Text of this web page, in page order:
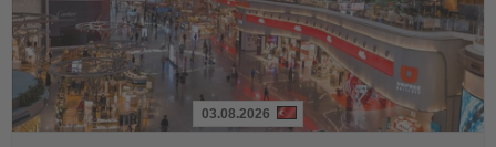
03.08.2026